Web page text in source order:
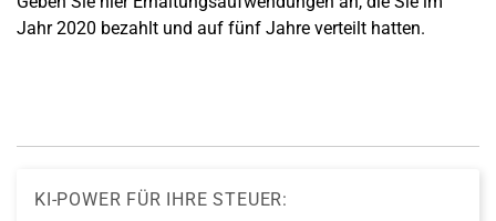
Jahr 2020 bezahlt und auf fünf Jahre verteilt hatten.
KI-POWER FÜR IHRE STEUER: